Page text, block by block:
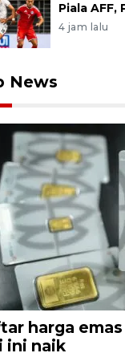
Piala AFF,
4 jam lalu
News
harga
ini naik